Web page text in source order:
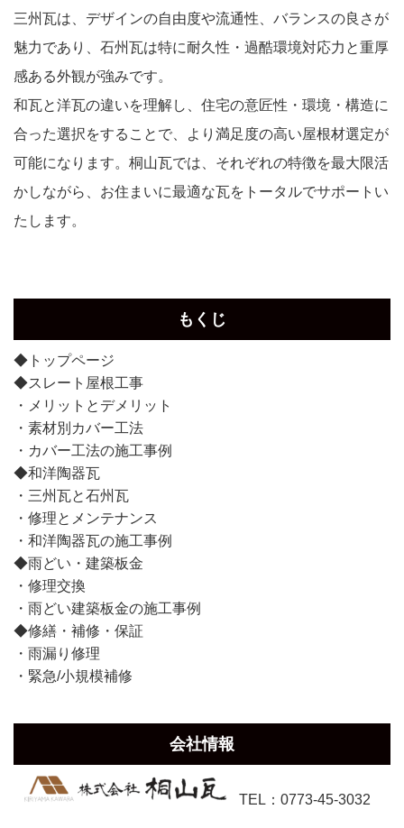
三州瓦は、デザインの自由度や流通性、バランスの良さが
魅力であり、石州瓦は特に耐久性・過酷環境対応力と重厚
感ある外観が強みです。
和瓦と洋瓦の違いを理解し、住宅の意匠性・環境・構造に
合った選択をすることで、より満足度の高い屋根材選定が
可能になります。桐山瓦では、それぞれの特徴を最大限活
かしながら、お住まいに最適な瓦をトータルでサポートい
たします。
もくじ
◆トップページ
◆スレート屋根工事
・メリットとデメリット
・素材別カバー工法
・カバー工法の施工事例
◆和洋陶器瓦
・三州瓦と石州瓦
・修理とメンテナンス
・和洋陶器瓦の施工事例
◆雨どい・建築板金
・修理交換
・雨どい建築板金の施工事例
◆修繕・補修・保証
・雨漏り修理
・緊急/小規模補修
会社情報
TEL：0773-45-3032